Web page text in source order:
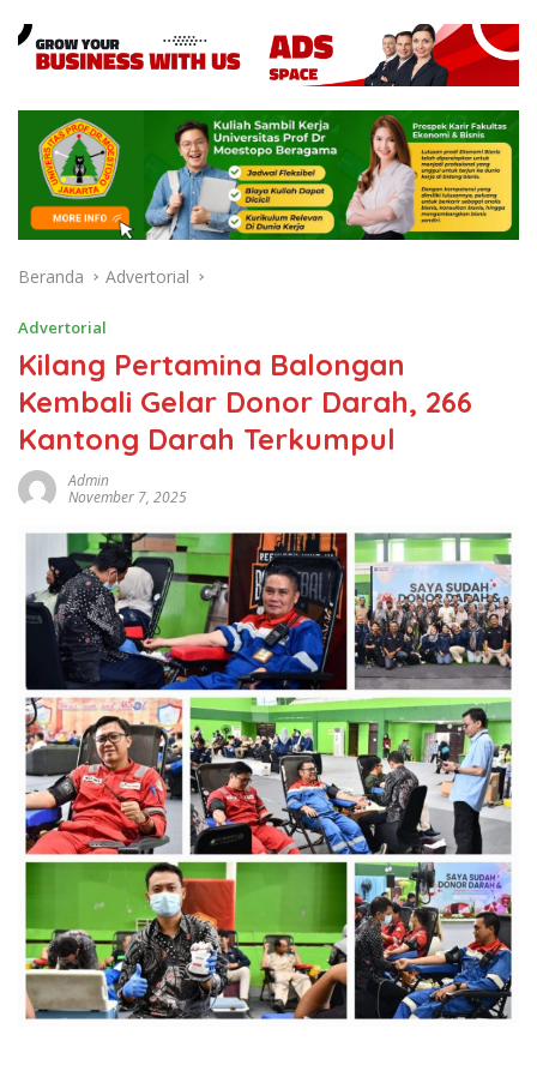
Beranda Advertorial
Advertorial
Kilang Pertamina Balongan
Kembali Gelar Donor Darah, 266
Kantong Darah Terkumpul
Admin
November 7, 2025